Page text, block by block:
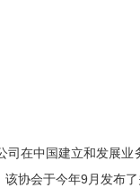
司在中国建立和发展业
该协会于今年9月发布了